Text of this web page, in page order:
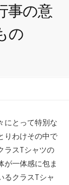
事の意
の
にとって特別な
りわけその中で
ラスTシャツの
が一体感に包ま
るクラスTシャ